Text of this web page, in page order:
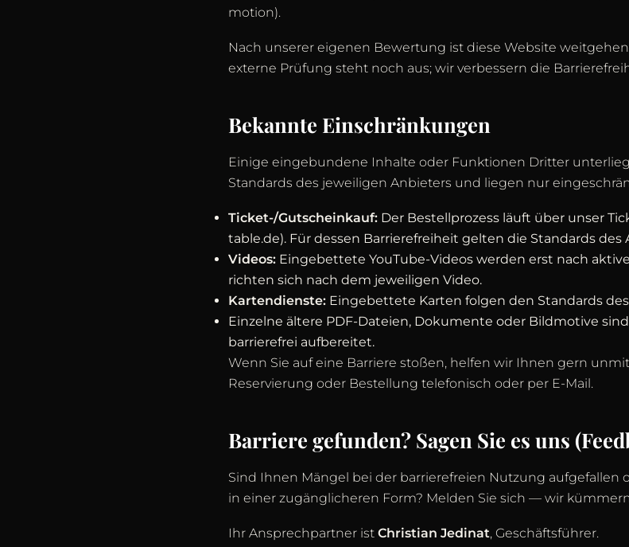
motion).
Nach unserer eigenen Bewertung ist diese Website
externe Prüfung steht noch aus; wir verbessern die
Bekannte Einschränkungen
Einige eingebundene Inhalte oder Funktionen Dritter
Standards des jeweiligen Anbieters und liegen nur
Ticket-/Gutscheinkauf: Der Bestellprozess läuft über unser
table.de). Für dessen Barrierefreiheit gelten die Standards des
Videos: Eingebettete YouTube-Videos werden erst nach
richten sich nach dem jeweiligen Video.
Kartendienste: Eingebettete Karten folgen den Standards
Einzelne ältere PDF-Dateien, Dokumente oder Bildmotive
barrierefrei aufbereitet.
Wenn Sie auf eine Barriere stoßen, helfen wir Ihnen gern
Reservierung oder Bestellung telefonisch oder per E-Mail.
Barriere gefunden? Sagen Sie es uns
Sind Ihnen Mängel bei der barrierefreien Nutzung aufgefallen
in einer zugänglicheren Form? Melden Sie sich — wir
Ihr Ansprechpartner ist Christian Jedinat, Geschäftsführer.